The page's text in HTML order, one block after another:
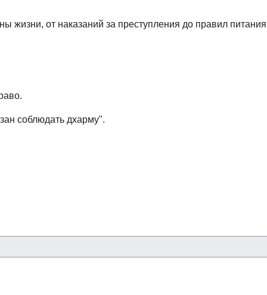
жизни, от наказаний за преступления до правил
соблюдать дхарму".